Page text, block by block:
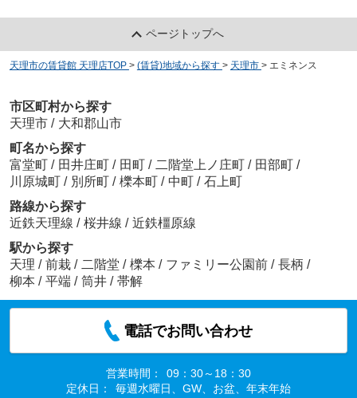
ページトップへ
天理市の賃貸館 天理店TOP > (賃貸)地域から探す > 天理市 > エミネンス
市区町村から探す
天理市 / 大和郡山市
町名から探す
富堂町 / 田井庄町 / 田町 / 二階堂上ノ庄町 / 田部町 /
川原城町 / 別所町 / 櫟本町 / 中町 / 石上町
路線から探す
近鉄天理線 / 桜井線 / 近鉄橿原線
駅から探す
天理 / 前栽 / 二階堂 / 櫟本 / ファミリー公園前 / 長柄 /
柳本 / 平端 / 筒井 / 帯解
電話でお問い合わせ
営業時間：
09：30～18：30
定休日：
毎週水曜日、GW、お盆、年末年始